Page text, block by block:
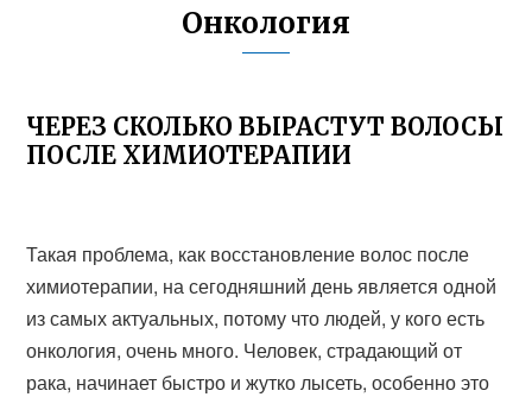
Онкология
ЧЕРЕЗ СКОЛЬКО ВЫРАСТУТ ВОЛОСЫ
ПОСЛЕ ХИМИОТЕРАПИИ
Такая проблема, как восстановление волос после
химиотерапии, на сегодняшний день является одной
из самых актуальных, потому что людей, у кого есть
онкология, очень много. Человек, страдающий от
рака, начинает быстро и жутко лысеть, особенно это